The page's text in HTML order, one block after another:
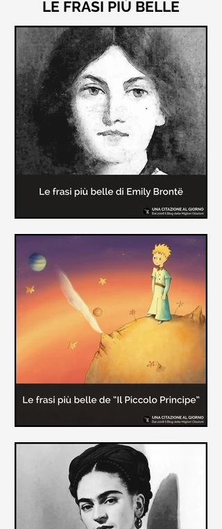
LE FRASI PIÙ BELLE
Le frasi più belle di "Cime
Tempestose" di Emily Brontë
"Cime Tempestose" rimane l'unico
romanzo scritto da Emily Brontë
causa la tubercolosi che le tolse la
vita ad appena 30 anni (...)
Le frasi più belle de "Il piccolo
principe" di Antoine de Saint-
Exupèry
Raccolta delle frasi più belle del
Piccolo Principe che trasmettono il